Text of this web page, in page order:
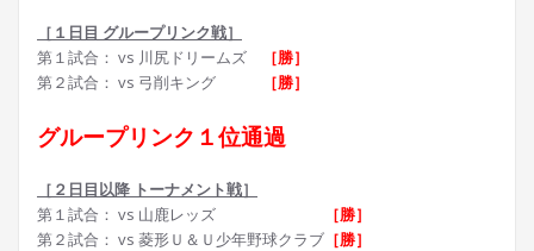
［１日目 グループリンク戦］
第１試合： vs 川尻ドリームズ
［勝］
第２試合： vs 弓削キング
［勝］
グループリンク１位通過
［２日目以降 トーナメント戦］
第１試合： vs 山鹿レッズ
［勝］
第２試合： vs 菱形Ｕ＆Ｕ少年野球クラブ ［勝］